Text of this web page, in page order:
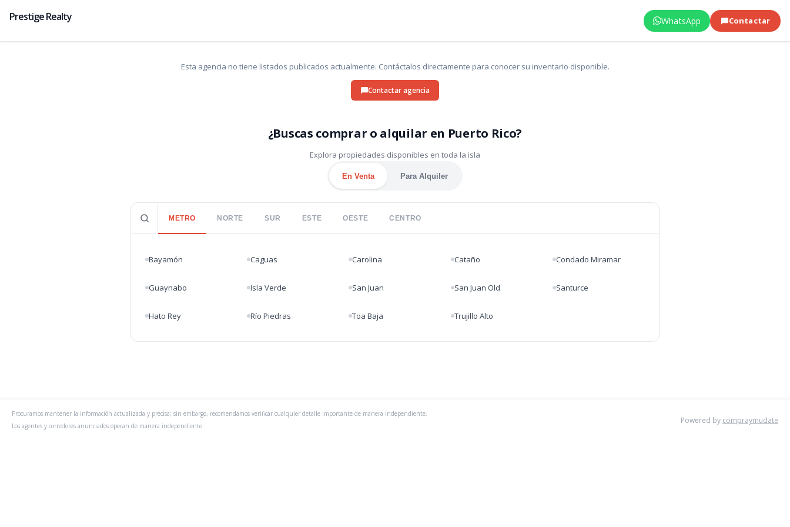
Prestige Realty WhatsApp Contactar
Esta agencia no tiene listados publicados actualmente. Contáctalos directamente para conocer su inventario disponible.
Contactar agencia
¿Buscas comprar o alquilar en Puerto Rico?
Explora propiedades disponibles en toda la isla
En Venta Para Alquiler
METRO NORTE SUR ESTE OESTE CENTRO
Bayamón Caguas Carolina Cataño Condado Miramar
Guaynabo Isla Verde San Juan San Juan Old Santurce
Hato Rey Río Piedras Toa Baja Trujillo Alto
Procuramos mantener la información actualizada y precisa; sin embargo, recomendamos verificar cualquier detalle importante de manera independiente.
Los agentes y corredores anunciados operan de manera independiente.
Powered by compraymudate